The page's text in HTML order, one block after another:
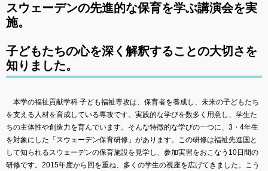
スウェーデンの先進的な保育を学ぶ講演会を実
施。
子どもたちの心を深く解釈することの大切さを
知りました。
本学の福祉貢献学科 子ども福祉専攻は、保育者を養成し、未来の子どもたち
を支える人材を育成している専攻です。実践的な学びを数多く用意し、学生た
ちの主体性や創造力を育んでいます。そんな特徴的な学びの一つに、3・4年生
を対象にした「スウェーデン保育研修」があります。この研修は福祉先進国と
して知られるスウェーデンの保育施設を見学し、参加実習をおこなう10日間の
研修です。2015年度から回を重ね、多くの学生の視座を広げてきました。こう